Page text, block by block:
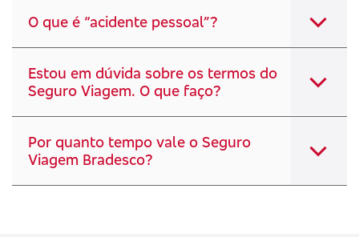
O que é “acidente pessoal”?
Estou em dúvida sobre os termos do
Seguro Viagem. O que faço?
Por quanto tempo vale o Seguro
Viagem Bradesco?